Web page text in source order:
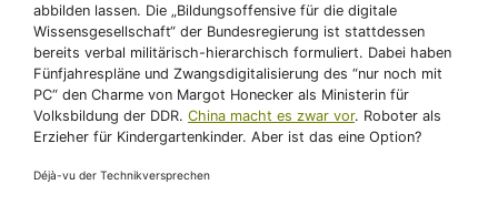
abbilden lassen. Die „Bildungsoffensive für die digitale
Wissensgesellschaft“ der Bundesregierung ist stattdessen
bereits verbal militärisch-hierarchisch formuliert. Dabei haben
Fünfjahrespläne und Zwangsdigitalisierung des “nur noch mit
PC“ den Charme von Margot Honecker als Ministerin für
Volksbildung der DDR. China macht es zwar vor. Roboter als
Erzieher für Kindergartenkinder. Aber ist das eine Option?
Déjà-vu der Technikversprechen